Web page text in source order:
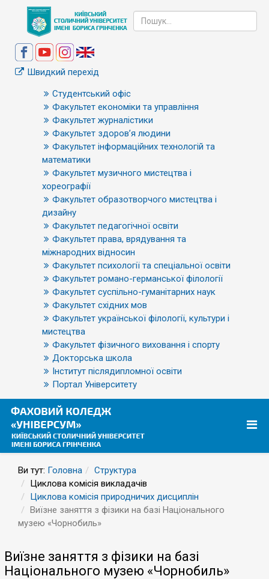
Швидкий перехід
Студентський офіс
Факультет економіки та управління
Факультет журналістики
Факультет здоров’я людини
Факультет інформаційних технологій та
математики
Факультет музичного мистецтва і
хореографії
Факультет образотворчого мистецтва і
дизайну
Факультет педагогічної освіти
Факультет права, врядування та
міжнародних відносин
Факультет психології та спеціальної освіти
Факультет романо-германської філології
Факультет суспільно-гуманітарних наук
Факультет східних мов
Факультет української філології, культури і
мистецтва
Факультет фізичного виховання і спорту
Докторська школа
Інститут післядипломної освіти
Портал Університету
Ви тут: Головна
Структура
Циклова комісія викладачів
Циклова комісія природничих дисциплін
Виїзне заняття з фізики на базі Національного
музею «Чорнобиль»
Виїзне заняття з фізики на базі
Національного музею «Чорнобиль»